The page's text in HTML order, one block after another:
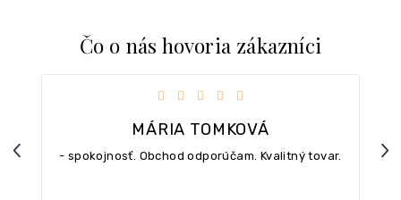
Čo o nás hovoria zákazníci
Previous
MÁRIA TOMKOVÁ
Hodnotenie obchodu je 5 z 5 hviezdičiek.
- spokojnosť. Obchod odporúčam. Kvalitný tovar.